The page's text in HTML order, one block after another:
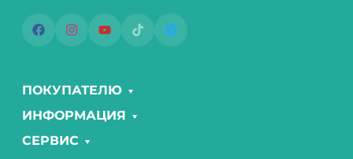
ПОКУПАТЕЛЮ
ИНФОРМАЦИЯ
СЕРВИС